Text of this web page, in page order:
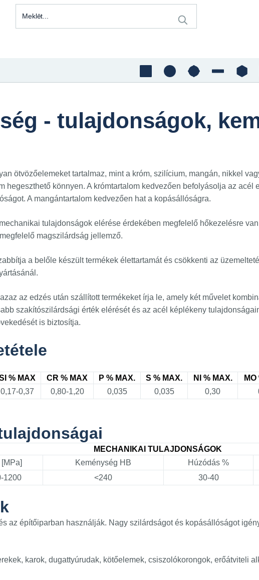
- tulajdonságok,
ötvözőelemeket tartalmaz, mint a króm, szilícium, mangán, nikkel
hegeszthető könnyen. A krómtartalom kedvezően befolyásolja az
A mangántartalom kedvezően hat a kopásállóságra.
tulajdonságok elérése érdekében megfelelő hőkezelésre
magszilárdság jellemző.
a belőle készült termékek élettartamát és csökkenti az
az edzés után szállított termékeket írja le, amely két művelet
szakítószilárdsági érték elérését és az acél képlékeny
is biztosítja.
% MAX CR % MAX P % MAX. S % MAX. NI % MAX.
0,17-0,37 0,80-1,20 0,035 0,035 0,30
MECHANIKAI TULAJDONSÁGOK
[MPa] Keménység HB Húzódás %
1200 <240 30-40
az építőiparban használják. Nagy szilárdságot és kopásállóságot
karok, dugattyúrudak, kötőelemek, csiszolókorongok, erőátviteli